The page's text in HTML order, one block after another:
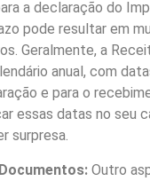
a declaração do
pode resultar em
Geralmente, a
anual, com
e para o
essas datas no seu
surpresa.
Outro